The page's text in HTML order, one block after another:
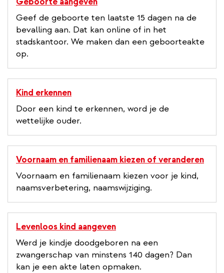
Geef de geboorte ten laatste 15 dagen na de
bevalling aan. Dat kan online of in het
stadskantoor. We maken dan een geboorteakte
op.
Kind erkennen
Door een kind te erkennen, word je de
wettelijke ouder.
Voornaam en familienaam kiezen of veranderen
Voornaam en familienaam kiezen voor je kind,
naamsverbetering, naamswijziging.
Levenloos kind aangeven
Werd je kindje doodgeboren na een
zwangerschap van minstens 140 dagen? Dan
kan je een akte laten opmaken.